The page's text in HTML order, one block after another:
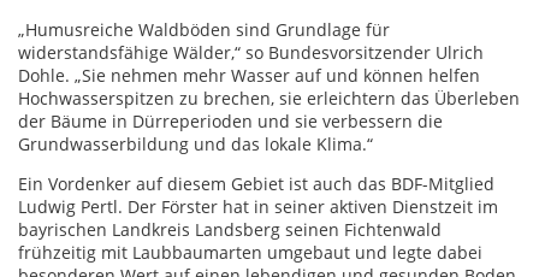
„Humusreiche Waldböden sind Grundlage für
widerstandsfähige Wälder,“ so Bundesvorsitzender Ulrich
Dohle. „Sie nehmen mehr Wasser auf und können helfen
Hochwasserspitzen zu brechen, sie erleichtern das Überleben
der Bäume in Dürreperioden und sie verbessern die
Grundwasserbildung und das lokale Klima.“
Ein Vordenker auf diesem Gebiet ist auch das BDF-Mitglied
Ludwig Pertl. Der Förster hat in seiner aktiven Dienstzeit im
bayrischen Landkreis Landsberg seinen Fichtenwald
frühzeitig mit Laubbaumarten umgebaut und legte dabei